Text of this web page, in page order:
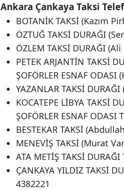
Ankara Çankaya Taksi
BOTANİK TAKSİ (Kazım
ÖZTUĞ TAKSİ DURAĞI
ÖZLEM TAKSİ DURAĞI
PETEK ARJANTİN TAKSİ
ŞOFÖRLER ESNAF ODASI
YAZANLAR TAKSİ
KOCATEPE LİBYA TAKSİ
ŞOFÖRLER ESNAF
BESTEKAR TAKSİ
MENEVİŞ TAKSİ (Murat
ATA METİŞ TAKSİ
ÇANKAYA YILDIZ TAKSİ
4382221